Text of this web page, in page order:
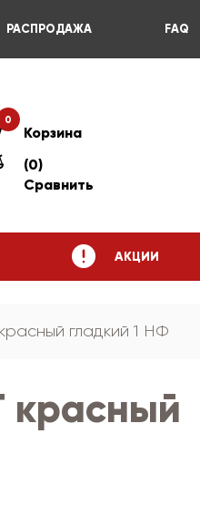
РАСПРОДАЖА FAQ
0
Корзина
(0)
Сравнить
АКЦИИ
гладкий 1 НФ
красный